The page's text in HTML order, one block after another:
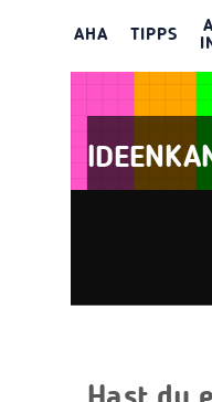
AHA TIPPS